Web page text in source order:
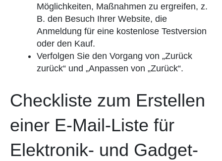
Möglichkeiten, Maßnahmen zu ergreifen, z.
B. den Besuch Ihrer Website, die
Anmeldung für eine kostenlose Testversion
oder den Kauf.
Verfolgen Sie den Vorgang von „Zurück
zurück“ und „Anpassen von „Zurück“.
Checkliste zum Erstellen
einer E-Mail-Liste für
Elektronik- und Gadget-